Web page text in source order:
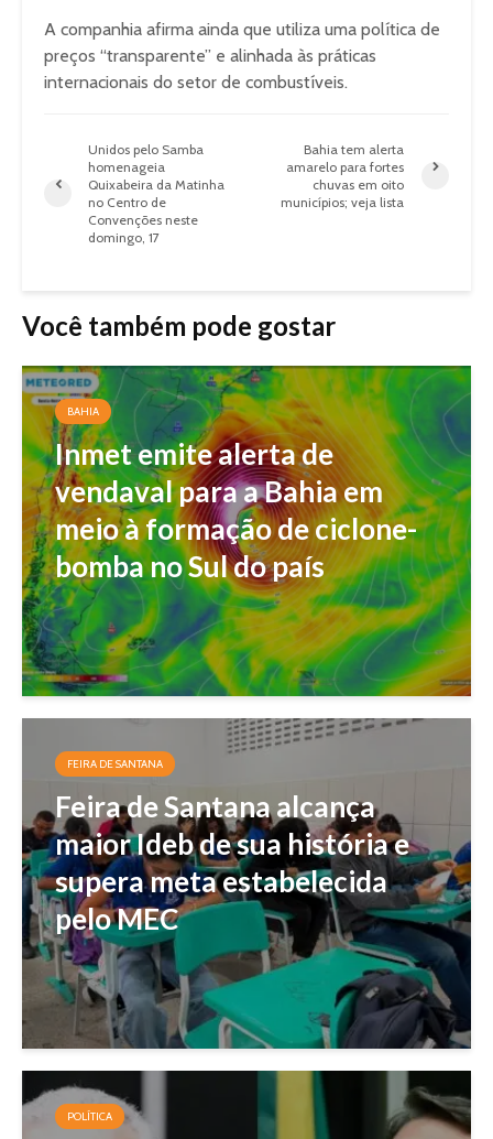
A companhia afirma ainda que utiliza uma política de
preços “transparente” e alinhada às práticas
internacionais do setor de combustíveis.
Unidos pelo Samba
homenageia
Quixabeira da Matinha
no Centro de
Convenções neste
domingo, 17
Bahia tem alerta
amarelo para fortes
chuvas em oito
municípios; veja lista
Você também pode gostar
BAHIA
Inmet emite alerta de
vendaval para a Bahia em
meio à formação de ciclone-
bomba no Sul do país
FEIRA DE SANTANA
Feira de Santana alcança
maior Ideb de sua história e
supera meta estabelecida
pelo MEC
POLÍTICA